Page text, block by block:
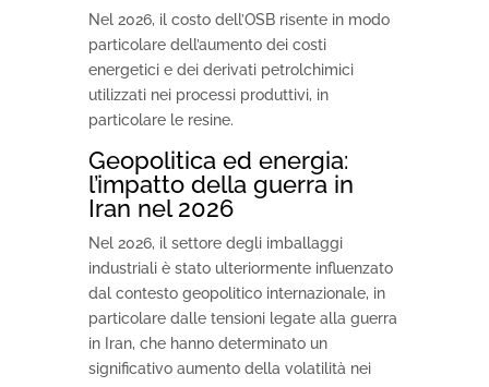
Nel 2026, il costo dell’OSB risente in modo
particolare dell’aumento dei costi
energetici e dei derivati petrolchimici
utilizzati nei processi produttivi, in
particolare le resine.
Geopolitica ed energia:
l’impatto della guerra in
Iran nel 2026
Nel 2026, il settore degli imballaggi
industriali è stato ulteriormente influenzato
dal contesto geopolitico internazionale, in
particolare dalle tensioni legate alla guerra
in Iran, che hanno determinato un
significativo aumento della volatilità nei